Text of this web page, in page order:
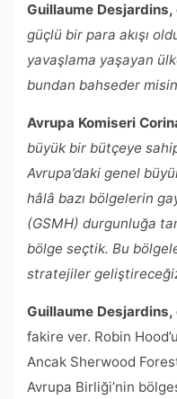
Guillaume Desjardins,
güçlü bir para akışı
yavaşlama yaşayan
bundan bahseder
Avrupa Komiseri
büyük bir bütçeye
Avrupa’daki genel
hâlâ bazı bölgelerin
(GSMH) durgunluğa
bölge seçtik. Bu
stratejiler
Guillaume Desjardins,
fakire ver. Robin
Ancak Sherwood
Avrupa Birliği’nin